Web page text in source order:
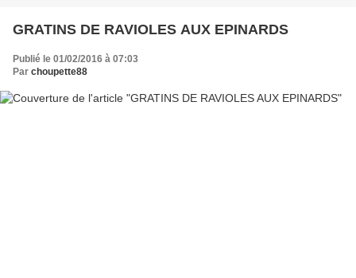
GRATINS DE RAVIOLES AUX EPINARDS
Publié le 01/02/2016 à 07:03
Par choupette88